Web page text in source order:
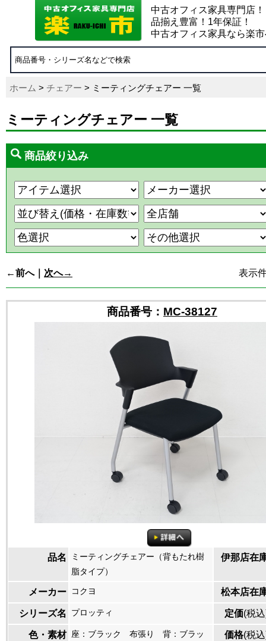
中古オフィス家具専門店！
品揃え豊富！1年保証！
中古オフィス家具なら楽
ホーム > チェアー > ミーティングチェアー 一覧
ミーティングチェアー 一覧
商品絞り込み
←前へ｜ 次へ→ 表示
商品番号： MC-38127
品名
ミーティングチェアー（背もたれ樹
脂タイプ）
伊那店在
メーカー コクヨ 松本店在
シリーズ名 プロッティ 定価(税
色・素材 座：ブラック 布張り 背：ブラッ
価格(税